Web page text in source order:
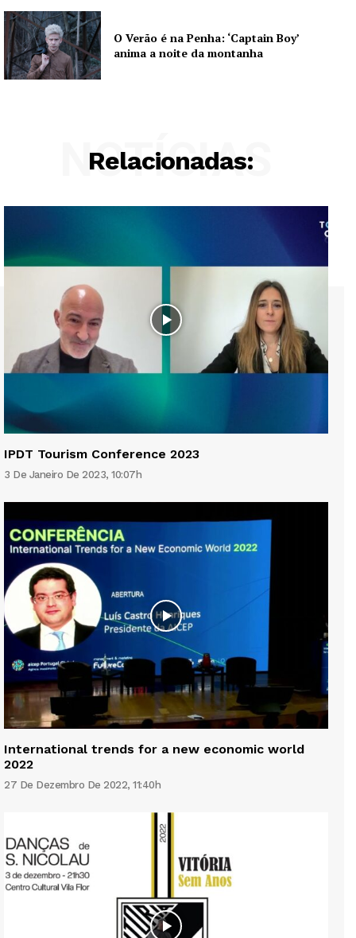
Institucional
Publicidade
O Verão é na Penha: ‘Captain Boy’
anima a noite da montanha
Relacionadas:
NOTÍCIAS
IPDT Tourism Conference 2023
3 De Janeiro De 2023, 10:07h
International trends for a new economic world
2022
27 De Dezembro De 2022, 11:40h